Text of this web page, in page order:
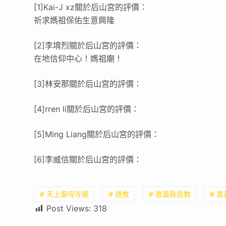
[1]Kai-J xz關於后山宮的評價：
祈求媽祖保佑生意興隆
[2]李堉烈關於后山宮的評價：
在地信仰中心！媽祖廟！
[3]林安那關於后山宮的評價：
[4]rren li關於后山宮的評價：
[5]Ming Liang關於后山宮的評價：
[6]李威信關於后山宮的評價：
# 天上聖母寺廟 # 道教 # 嘉義縣道教 # 嘉
Post Views: 318